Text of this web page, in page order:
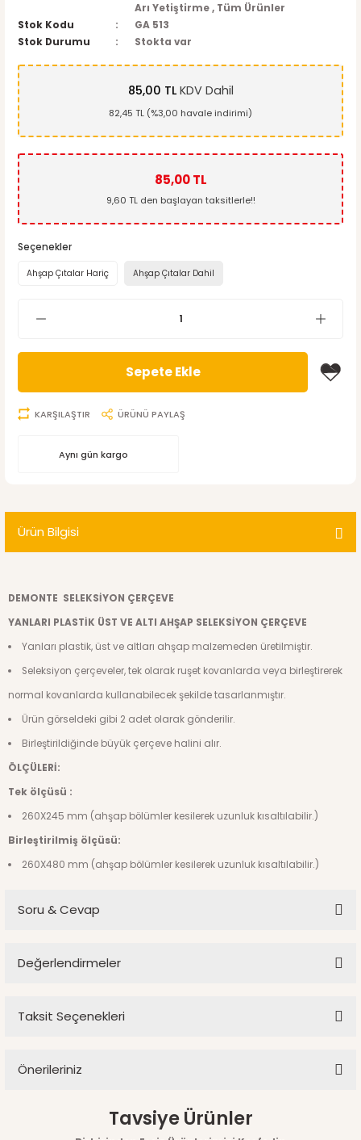
Arı Yetiştirme, Tüm Ürünler
Stok Kodu
GA 513
Stok Durumu
Stokta var
85,00 TLKDV Dahil
82,45 TL (%3,00 havale indirimi)
85,00 TL
9,60 TL den başlayan taksitlerle!!
Seçenekler
Ahşap Çıtalar Hariç Ahşap Çıtalar Dahil
Sepete Ekle
KARŞILAŞTIR ÜRÜNÜ PAYLAŞ
Aynı gün kargo
Ürün Bilgisi
DEMONTE SELEKSİYON ÇERÇEVE
YANLARI PLASTİK ÜST VE ALTI AHŞAP SELEKSİYON ÇERÇEVE
Yanları plastik, üst ve altları ahşap malzemeden üretilmiştir.
Seleksiyon çerçeveler, tek olarak ruşet kovanlarda veya birleştirerek
normal kovanlarda kullanabilecek şekilde tasarlanmıştır.
Ürün görseldeki gibi 2 adet olarak gönderilir.
Birleştirildiğinde büyük çerçeve halini alır.
ÖLÇÜLERİ:
Tek ölçüsü :
260X245 mm (ahşap bölümler kesilerek uzunluk kısaltılabilir.)
Birleştirilmiş ölçüsü:
260X480 mm (ahşap bölümler kesilerek uzunluk kısaltılabilir.)
Soru & Cevap
Değerlendirmeler
Taksit Seçenekleri
Önerileriniz
Bu ürünün fiyat bilgisi, resim, ürün açıklamalarında ve diğer
konularda yetersiz gördüğünüz noktaları öneri formunu
Tavsiye Ürünler